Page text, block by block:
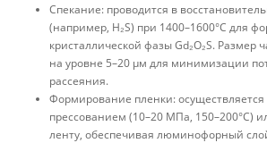
Спекание: проводится в
(например, H₂S) при 1400–1600°C для
кристаллической фазы Gd₂O₂S. Размер
на уровне 5–20 μм для минимизации
рассеяния.
Формирование пленки: осуществляется
прессованием (10–20 МПа, 150–200°C)
ленту, обеспечивая люминофорный